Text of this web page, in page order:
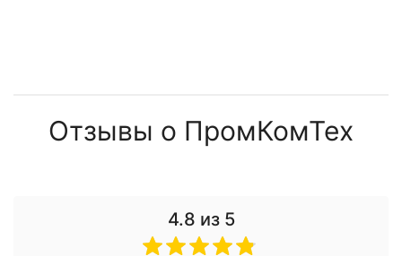
Отзывы о ПромКомТех
4.8 из 5